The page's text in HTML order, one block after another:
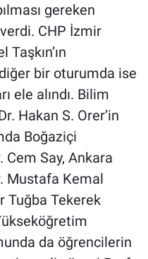
gereken
CHP İzmir
bir oturumda ise
ele alındı. Bilim
Hakan S. Orer’in
Boğaziçi
Cem Say, Ankara
Mustafa Kemal
Tuğba Tekerek
da öğrencilerin